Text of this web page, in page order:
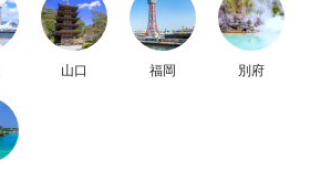
山口 福岡 別府